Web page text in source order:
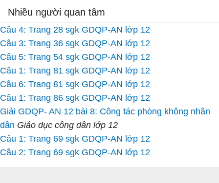
Nhiều người quan tâm
Câu 4: Trang 28 sgk GDQP-AN lớp 12
Câu 3: Trang 36 sgk GDQP-AN lớp 12
Câu 5: Trang 54 sgk GDQP-AN lớp 12
Câu 1: Trang 81 sgk GDQP-AN lớp 12
Câu 6: Trang 81 sgk GDQP-AN lớp 12
Câu 1: Trang 86 sgk GDQP-AN lớp 12
Giải GDQP- AN 12 bài 8: Công tác phòng không nhân
dân Giáo dục công dân lớp 12
Câu 1: Trang 69 sgk GDQP-AN lớp 12
Câu 2: Trang 69 sgk GDQP-AN lớp 12